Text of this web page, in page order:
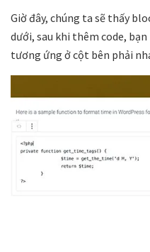
Giờ đây, chúng ta sẽ thấy
dưới, sau khi thêm code,
tương ứng ở cột bên phải